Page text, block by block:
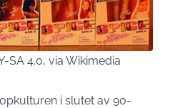
SA 4.0, via Wikimedia
i slutet av 90-